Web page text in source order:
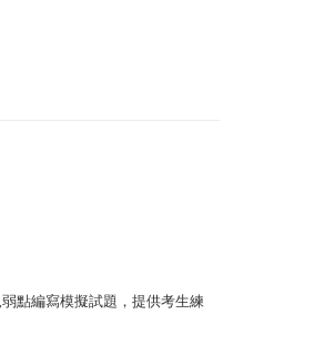
點編寫模擬試題，提供考生練